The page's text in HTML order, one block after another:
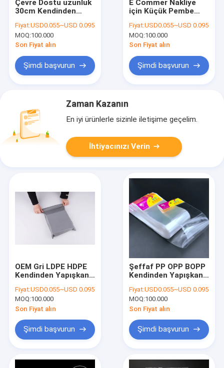
Çevre Dostu uzunluk
30cm Kendinden
Torba Geri
Dönüştürülebilir Poli
Fiyat:USD0.055~USD 0.095
MOQ:100.000
Son Fiyat alın
Şimdi başvurun
E Commer Nakliye
için Küçük Pembe
Yapışkanlı Kurye
Çantaları
Fiyat:USD0.055~USD 0.095
MOQ:100.000
Son Fiyat alın
Şimdi başvurun
Zaman Kazanın
En iyi ürünlerle sizinle iletişime geçelim.
İhtiyacınızı Verin
OEM Gri LDPE HDPE
Kendinden Yapışkanlı
Yaygın Kullanım
Fiyat:USD0.055~USD 0.095
MOQ:100.000
Son Fiyat alın
Şimdi başvurun
Şeffaf PP OPP BOPP
Kendinden Yapışkanlı
Torbalar Özel Baskılı
Fiyat:USD0.055~USD 0.095
MOQ:100.000
Son Fiyat alın
Şimdi başvurun